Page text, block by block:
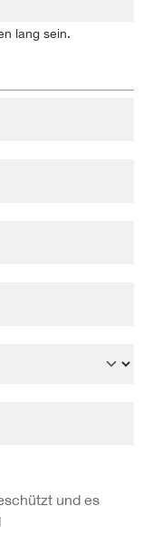
lang sein.
und es